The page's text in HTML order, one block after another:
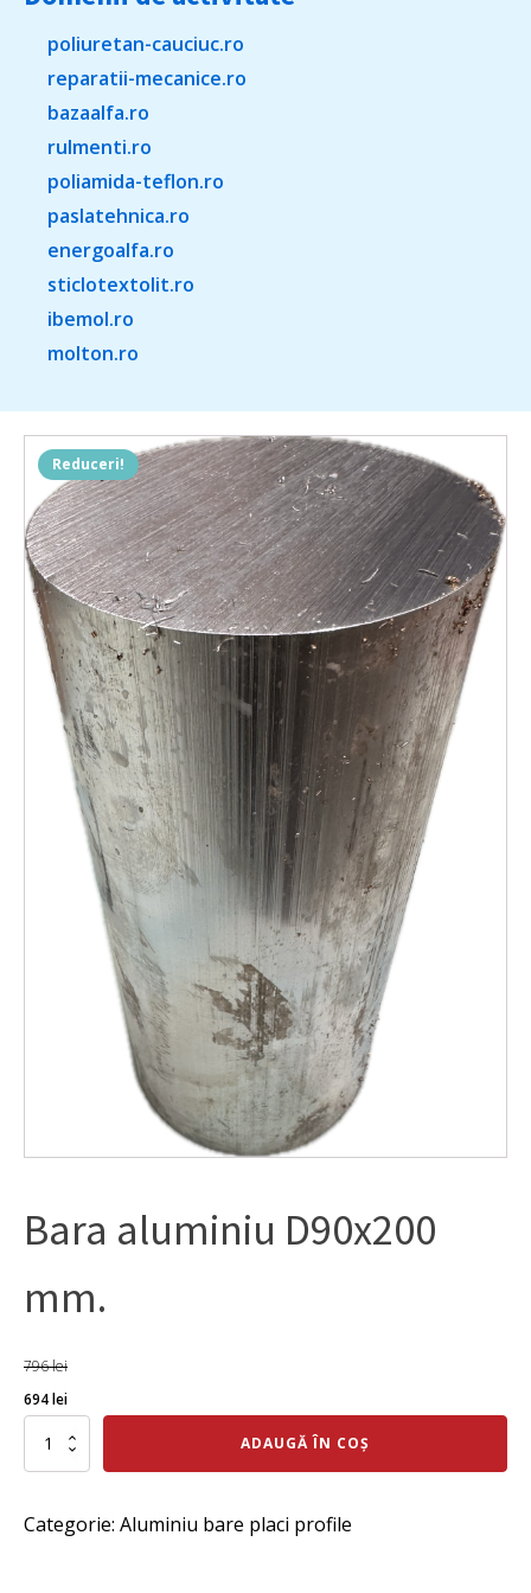
poliuretan-cauciuc.ro
reparatii-mecanice.ro
bazaalfa.ro
rulmenti.ro
poliamida-teflon.ro
paslatehnica.ro
energoalfa.ro
sticlotextolit.ro
ibemol.ro
molton.ro
Reduceri!
Bara aluminiu D90x200
mm.
796lei
Prețul
inițial
a
796 lei.
694leiPrețul
curent
este:
Cantitate
mm.
ADAUGĂ ÎN COȘ
Categorie: Aluminiu bare placi profile